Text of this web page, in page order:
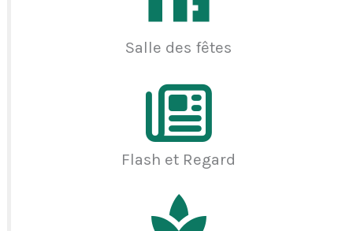
Salle des fêtes
Flash et Regard